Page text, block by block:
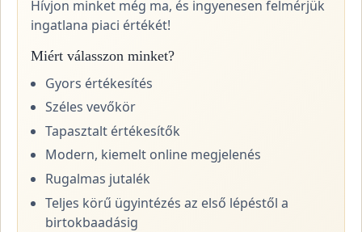
Hívjon minket még ma, és ingyenesen felmérjük
ingatlana piaci értékét!
Miért válasszon minket?
Gyors értékesítés
Széles vevőkör
Tapasztalt értékesítők
Modern, kiemelt online megjelenés
Rugalmas jutalék
Teljes körű ügyintézés az első lépéstől a
birtokbaadásig